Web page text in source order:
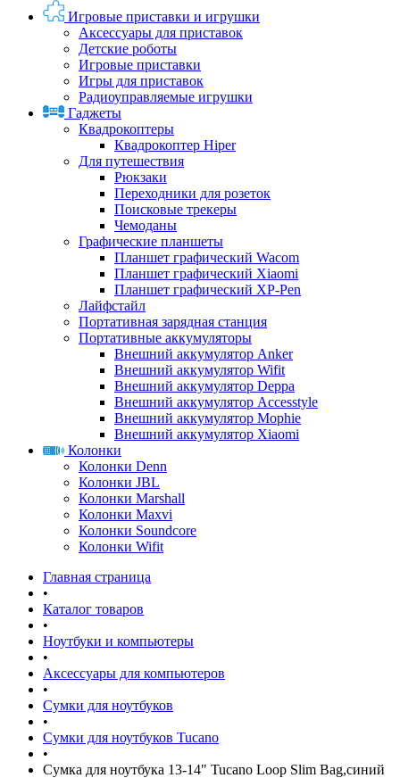
Игровые приставки и игрушки
Аксессуары для приставок
Детские роботы
Игровые приставки
Игры для приставок
Радиоуправляемые игрушки
Гаджеты
Квадрокоптеры
Квадрокоптер Hiper
Для путешествия
Рюкзаки
Переходники для розеток
Поисковые трекеры
Чемоданы
Графические планшеты
Планшет графический Wacom
Планшет графический Xiaomi
Планшет графический XP-Pen
Лайфстайл
Портативная зарядная станция
Портативные аккумуляторы
Внешний аккумулятор Anker
Внешний аккумулятор Wifit
Внешний аккумулятор Deppa
Внешний аккумулятор Accesstyle
Внешний аккумулятор Mophie
Внешний аккумулятор Xiaomi
Колонки
Колонки Denn
Колонки JBL
Колонки Marshall
Колонки Maxvi
Колонки Soundcore
Колонки Wifit
Главная страница
•
Каталог товаров
•
Ноутбуки и компьютеры
•
Аксессуары для компьютеров
•
Сумки для ноутбуков
•
Сумки для ноутбуков Tucano
•
Сумка для ноутбука 13-14" Tucano Loop Slim Bag,синий